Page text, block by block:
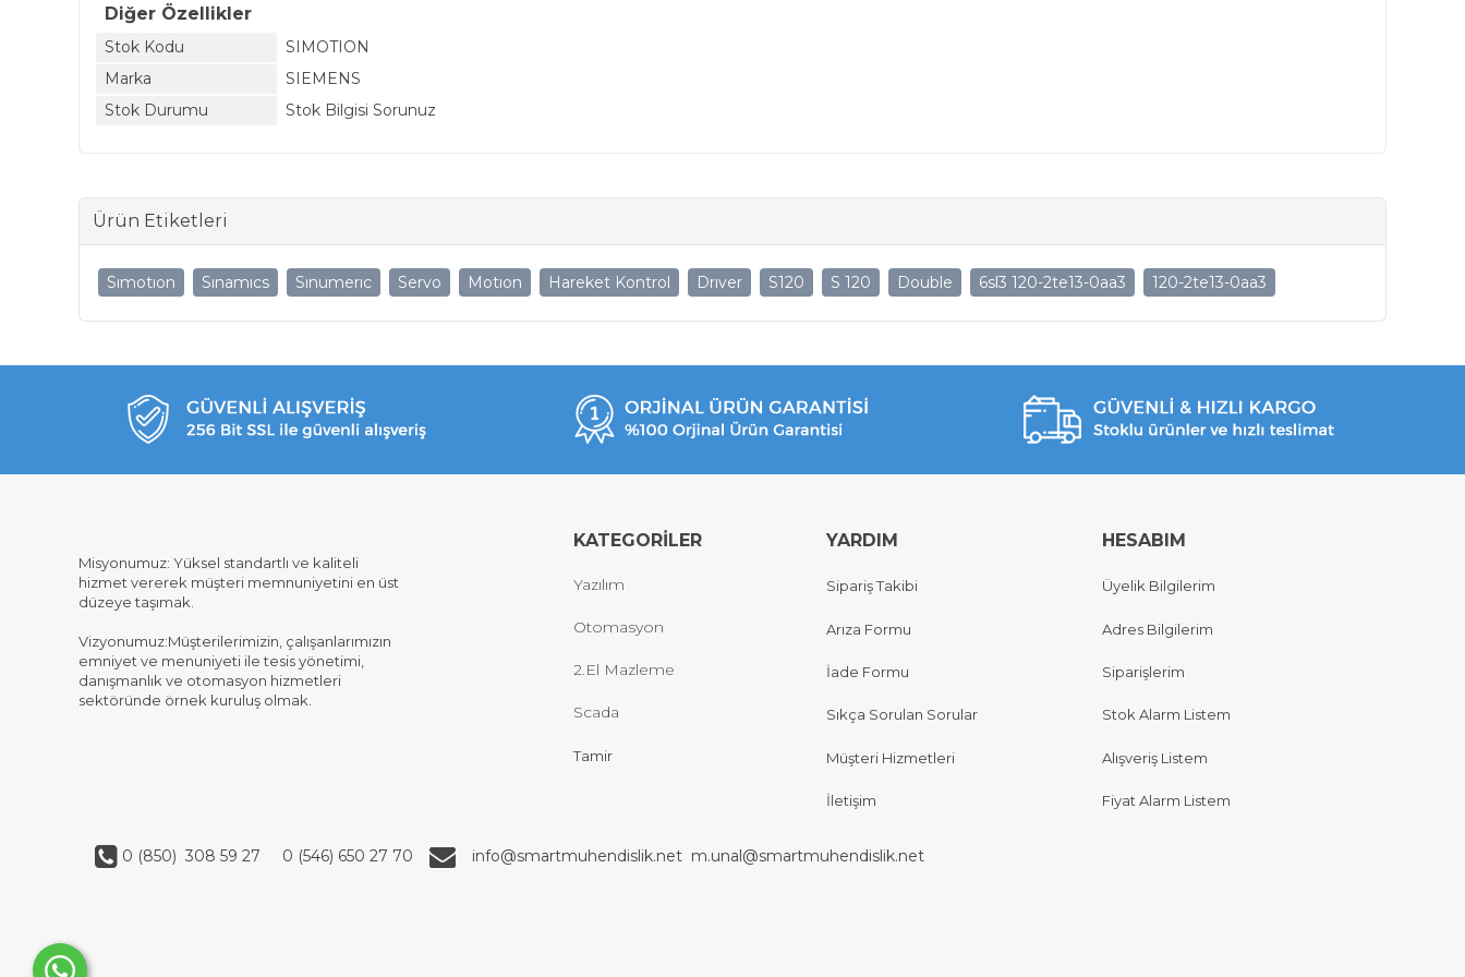
Diğer Özellikler
Stok Kodu
SIMOTION
Marka
SIEMENS
Stok Durumu
Stok Bilgisi Sorunuz
Ürün Etiketleri
Sımotıon Sınamıcs Sınumerıc Servo Motıon Hareket Kontrol Drıver S120 S 120 Double 6sl3 120-2te13-0aa3 120-2te13-0aa3
Misyonumuz: Yüksel standartlı ve kaliteli
hizmet vererek müşteri memnuniyetini en üst
düzeye taşımak.
Vizyonumuz:Müşterilerimizin, çalışanlarımızın
emniyet ve menuniyeti ile tesis yönetimi,
danışmanlık ve otomasyon hizmetleri
sektöründe örnek kuruluş olmak.
KATEGORİLER
Yazılım
Otomasyon
2.El Mazleme
Scada
Tamir
YARDIM
Sipariş Takibi
Arıza Formu
İade Formu
Sıkça Sorulan Sorular
Müşteri Hizmetleri
İletişim
HESABIM
Üyelik Bilgilerim
Adres Bilgilerim
Siparişlerim
Stok Alarm Listem
Alışveriş Listem
Fiyat Alarm Listem
0 (850) 308 59 27 0 (546) 650 27 70 info@smartmuhendislik.net m.unal@smartmuhendislik.net